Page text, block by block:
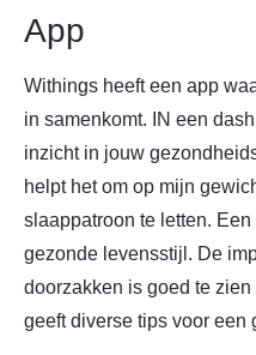
App
Withings heeft een app
in samenkomt. IN een
inzicht in jouw
helpt het om op mijn
slaappatroon te letten.
gezonde levensstijl. De
doorzakken is goed te
geeft diverse tips voor een